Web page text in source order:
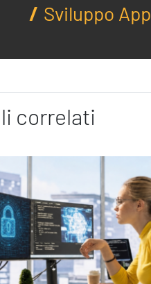
Sviluppo App
correlati